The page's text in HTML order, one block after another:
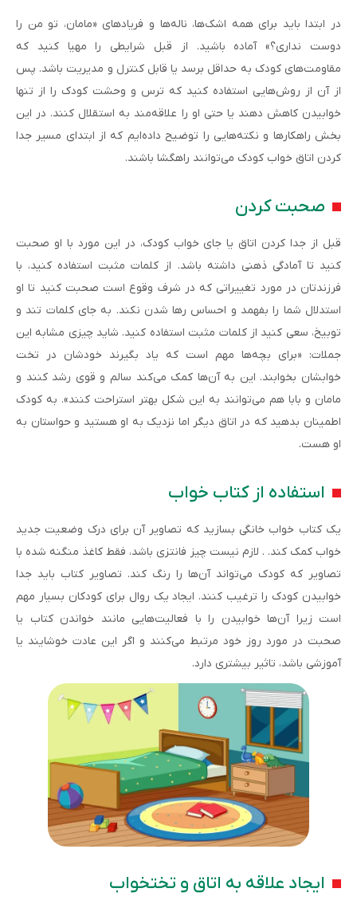
در ابتدا باید برای همه اشک‌ها، ناله‌ها و فریادهای «مامان، تو من را
دوست نداری؟» آماده باشید. از قبل شرایطی را مهیا کنید که
مقاومت‌های کودک به حداقل برسد یا قابل کنترل و مدیریت باشد. پس
از آن از روش‌هایی استفاده کنید که ترس و وحشت کودک را از تنها
خوابیدن کاهش دهند یا حتی او را علاقه‌مند به استقلال کنند. در این
بخش راهکارها و نکته‌هایی را توضیح داده‌ایم که از ابتدای مسیر جدا
کردن اتاق خواب کودک می‌توانند راهگشا باشند.
صحبت کردن
قبل از جدا کردن اتاق یا جای خواب کودک، در این مورد با او صحبت
کنید تا آمادگی ذهنی داشته باشد. از کلمات مثبت استفاده کنید، با
فرزندتان در مورد تغییراتی که در شرف وقوع است صحبت کنید تا او
استدلال شما را بفهمد و احساس رها شدن نکند. به جای کلمات تند و
توبیخ، سعی کنید از کلمات مثبت استفاده کنید. شاید چیزی مشابه این
جملات: «برای بچه‌ها مهم است که یاد بگیرند خودشان در تخت
خوابشان بخوابند. این به آن‌ها کمک می‌کند سالم و قوی رشد کنند و
مامان و بابا هم می‌توانند به این شکل بهتر استراحت کنند». به کودک
اطمینان بدهید که در اتاق دیگر اما نزدیک به او هستید و حواستان به
او هست.
استفاده از کتاب خواب
یک کتاب خواب خانگی بسازید که تصاویر آن برای درک وضعیت جدید
خواب کمک کند. . لازم نیست چیز فانتزی باشد، فقط کاغذ منگنه شده با
تصاویر که کودک می‌تواند آن‌ها را رنگ کند. تصاویر کتاب باید جدا
خوابیدن کودک را ترغیب کنند. ایجاد یک روال برای کودکان بسیار مهم
است زیرا آن‌ها خوابیدن را با فعالیت‌هایی مانند خواندن کتاب یا
صحبت در مورد روز خود مرتبط می‌کنند و اگر این عادت خوشایند یا
آموزشی باشد، تاثیر بیشتری دارد.
ایجاد علاقه به اتاق و تختخواب